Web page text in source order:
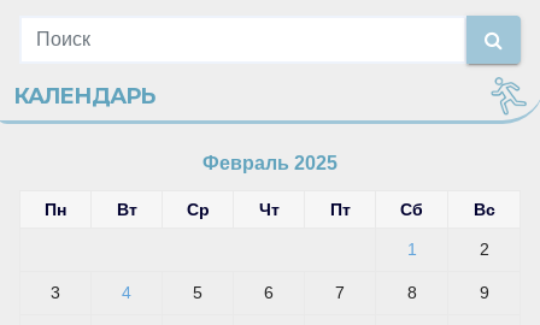
КАЛЕНДАРЬ
Февраль 2025
Пн Вт Ср Чт Пт Сб Вс
1 2
3 4 5 6 7 8 9